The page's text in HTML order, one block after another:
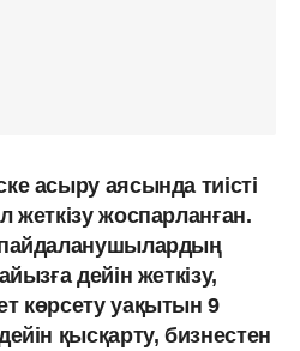
асыру аясында тиісті
жеткізу жоспарланған.
пайдаланушылардың
дейін жеткізу,
көрсету уақытын 9
қысқарту, бизнестен